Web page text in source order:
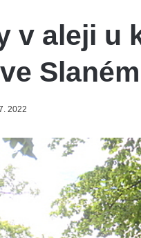
v aleji u
Slaném
2022